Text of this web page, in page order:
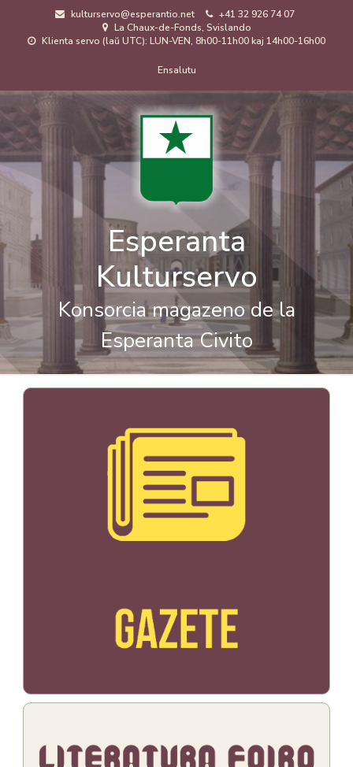
kulturservo@esperantio.net
+41 32 926 74 07
La Chaux-de-Fonds, Svislando
Klienta servo (laŭ UTC): LUN-VEN, 8h00-11h00 kaj 14h00-16h00
de
uzanto
Ensalutu
Esperanta
Kulturservo
Konsorcia magazeno de la
Esperanta Civito
Bildo
Bildo